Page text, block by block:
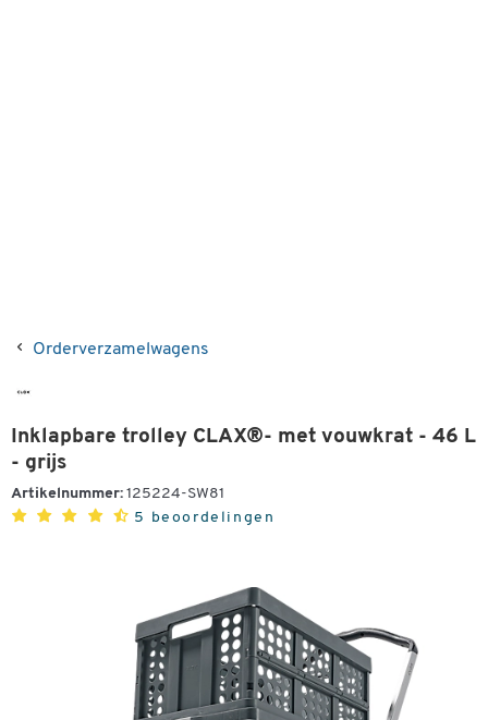
Orderverzamelwagens
Inklapbare trolley CLAX®- met vouwkrat - 46 L
- grijs
Artikelnummer: 125224-SW81
5 beoordelingen